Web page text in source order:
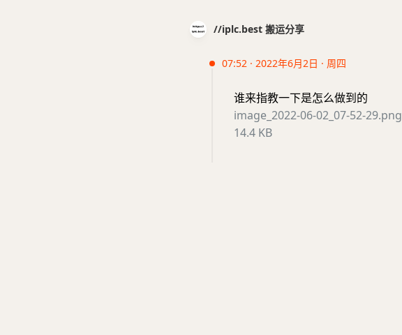
//iplc.best 搬运分享
07:52 · 2022年6月2日 · 周四
谁来指教一下是怎么做到的
image_2022-06-02_07-52-29.png
14.4 KB